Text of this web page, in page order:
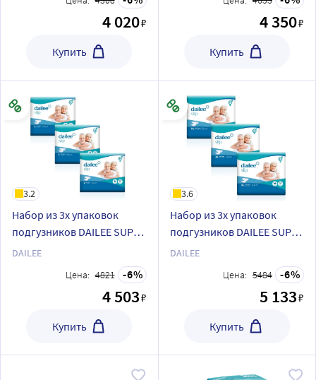
4 020₽
Купить
4 350₽
Купить
3.2
Набор из 3х упаковок
подгузников DAILEE SUPER
L30
DAILEE
Цена: 4821 6
4 503₽
Купить
3.6
Набор из 3х упаковок
подгузников DAILEE SUPER
XL30
DAILEE
Цена: 5484 6
5 133₽
Купить